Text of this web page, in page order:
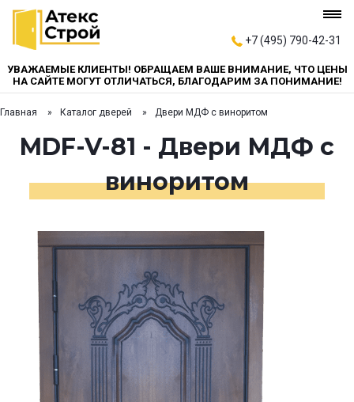
+7 (495) 790-42-31
УВАЖАЕМЫЕ КЛИЕНТЫ! ОБРАЩАЕМ ВАШЕ ВНИМАНИЕ, ЧТО ЦЕНЫ
НА САЙТЕ МОГУТ ОТЛИЧАТЬСЯ, БЛАГОДАРИМ ЗА ПОНИМАНИЕ!
Главная Каталог дверей Двери МДФ с виноритом
MDF-V-81 - Двери МДФ с
виноритом